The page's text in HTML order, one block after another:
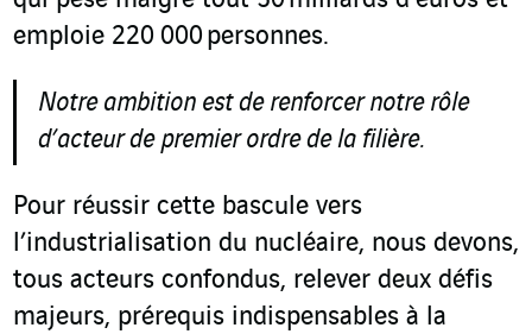
emploie 220 000 personnes.
Notre ambition est de renforcer notre rôle
d’acteur de premier ordre de la filière.
Pour réussir cette bascule vers
l’industrialisation du nucléaire, nous devons,
tous acteurs confondus, relever deux défis
majeurs, prérequis indispensables à la